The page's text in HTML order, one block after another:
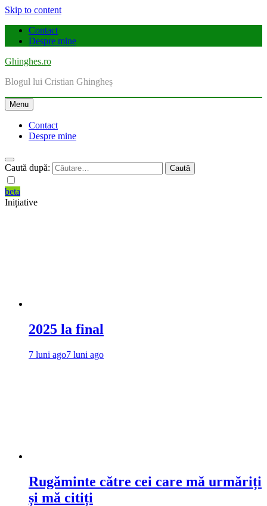
Skip to content
Contact
Despre mine
Ghinghes.ro
Blogul lui Cristian Ghingheș
Menu
Contact
Despre mine
Caută după:
beta
Inițiative
2025 la final
7 luni ago7 luni ago
Rugăminte către cei care mă urmăriți
și mă citiți